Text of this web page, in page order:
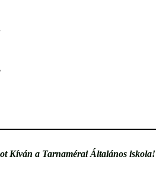
Kíván a Tarnamérai Általános iskola!